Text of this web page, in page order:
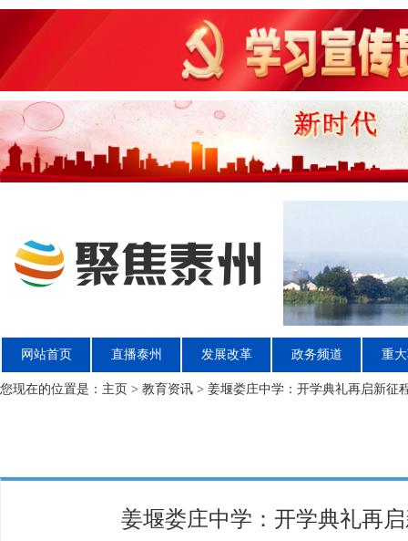
网站首页 直播泰州 发展改革 政务频道 重
您现在的位置是： 主页 > 教育资讯 > 姜堰娄庄中学：开学典礼再启新征
姜堰娄庄中学：开学典礼再